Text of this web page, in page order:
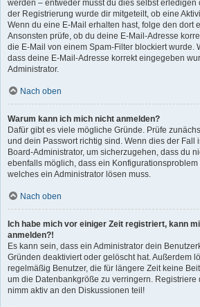
werden – entweder musst du dies selbst erledigen
der Registrierung wurde dir mitgeteilt, ob eine
Wenn du eine E-Mail erhalten hast, folge den dort
Ansonsten prüfe, ob du deine E-Mail-Adresse
die E-Mail von einem Spam-Filter blockiert wurde.
dass deine E-Mail-Adresse korrekt eingegeben
Administrator.
Nach oben
Warum kann ich mich nicht anmelden?
Dafür gibt es viele mögliche Gründe. Prüfe
und dein Passwort richtig sind. Wenn dies der Fall
Board-Administrator, um sicherzugehen, dass du
ebenfalls möglich, dass ein
welches ein Administrator lösen muss.
Nach oben
Ich habe mich vor einiger Zeit registriert, kann
anmelden?!
Es kann sein, dass ein Administrator dein
Gründen deaktiviert oder gelöscht hat. Außerdem
regelmäßig Benutzer, die für längere Zeit keine
um die Datenbankgröße zu verringern. Registriere
nimm aktiv an den Diskussionen teil!